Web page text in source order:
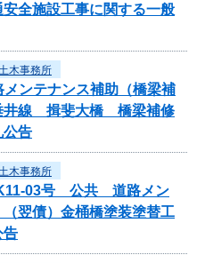
全施設工事に関する一般
木事務所
ンテナンス補助（橋梁補
井線 揖斐大橋 橋梁補修
公告
木事務所
03号 公共 道路メン
翌債）金桶橋塗装塗替工
告